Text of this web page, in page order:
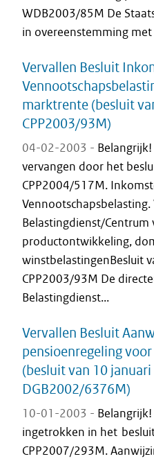
WDB2003/85M De
in overeenstemming
Vervallen Besluit
marktrente (besluit
CPP2003/93M)
04-02-2003 -
vervangen door het
CPP2004/517M.
Belastingdienst/Centrum
productontwikkeling,
winstbelastingenBesluit
CPP2003/93M De
Belastingdienst...
Vervallen Besluit
pensioenregeling
(besluit van 10
DGB2002/6376M)
10-01-2003 -
ingetrokken in het
CPP2007/293M.